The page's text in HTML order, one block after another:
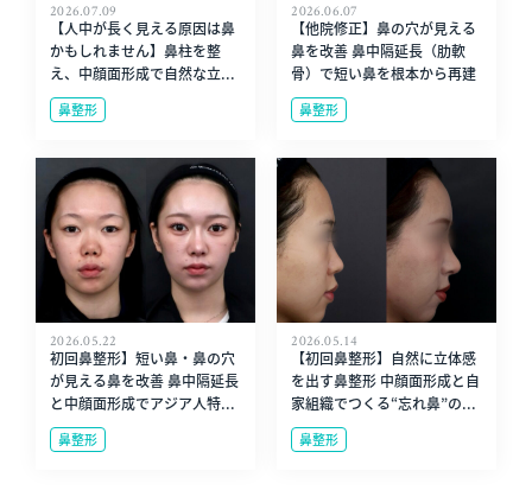
2026.07.09
【人中が長く見える原因は鼻
かもしれません】鼻柱を整
え、中顔面形成で自然な立...
鼻整形
2026.06.07
【他院修正】鼻の穴が見える
鼻を改善 鼻中隔延長（肋軟
骨）で短い鼻を根本から再建
鼻整形
2026.05.22
初回鼻整形】短い鼻・鼻の穴
が見える鼻を改善 鼻中隔延長
と中顔面形成でアジア人特...
鼻整形
2026.05.14
【初回鼻整形】自然に立体感
を出す鼻整形 中顔面形成と自
家組織でつくる“忘れ鼻”の...
鼻整形